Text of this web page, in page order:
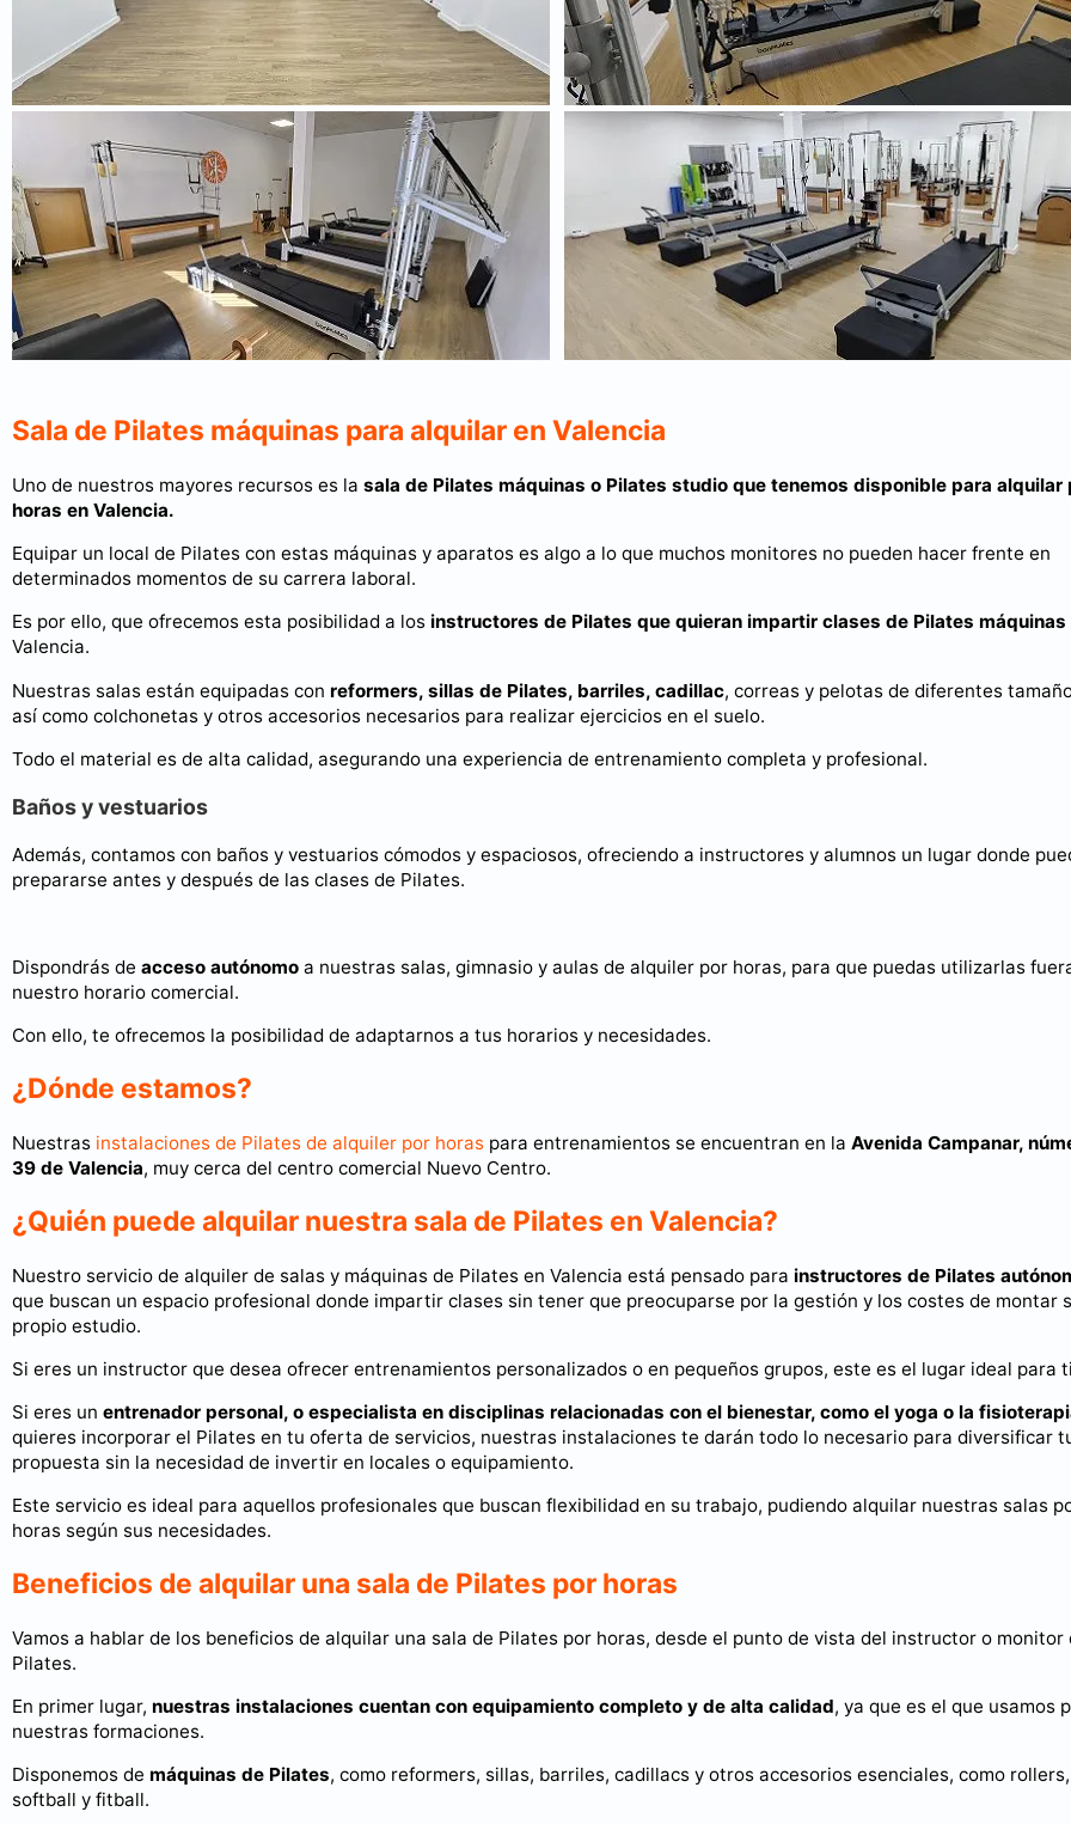
Sala de Pilates máquinas para alquilar en Valencia
Uno de nuestros mayores recursos es la sala de Pilates máquinas o Pilates studio que tenemos disponible para alquilar
horas en Valencia.
Equipar un local de Pilates con estas máquinas y aparatos es algo a lo que muchos monitores no pueden hacer frente en
determinados momentos de su carrera laboral.
Es por ello, que ofrecemos esta posibilidad a los instructores de Pilates que quieran impartir clases de Pilates máquinas
Valencia.
Nuestras salas están equipadas con reformers, sillas de Pilates, barriles, cadillac, correas y pelotas de diferentes
así como colchonetas y otros accesorios necesarios para realizar ejercicios en el suelo.
Todo el material es de alta calidad, asegurando una experiencia de entrenamiento completa y profesional.
Baños y vestuarios
Además, contamos con baños y vestuarios cómodos y espaciosos, ofreciendo a instructores y alumnos un lugar donde
prepararse antes y después de las clases de Pilates.
Dispondrás de acceso autónomo a nuestras salas, gimnasio y aulas de alquiler por horas, para que puedas utilizarlas
nuestro horario comercial.
Con ello, te ofrecemos la posibilidad de adaptarnos a tus horarios y necesidades.
¿Dónde estamos?
Nuestras instalaciones de Pilates de alquiler por horas para entrenamientos se encuentran en la Avenida Campanar,
39 de Valencia, muy cerca del centro comercial Nuevo Centro.
¿Quién puede alquilar nuestra sala de Pilates en Valencia?
Nuestro servicio de alquiler de salas y máquinas de Pilates en Valencia está pensado para instructores de Pilates
que buscan un espacio profesional donde impartir clases sin tener que preocuparse por la gestión y los costes de montar
propio estudio.
Si eres un instructor que desea ofrecer entrenamientos personalizados o en pequeños grupos, este es el lugar ideal para
Si eres un entrenador personal, o especialista en disciplinas relacionadas con el bienestar, como el yoga o la
quieres incorporar el Pilates en tu oferta de servicios, nuestras instalaciones te darán todo lo necesario para diversificar
propuesta sin la necesidad de invertir en locales o equipamiento.
Este servicio es ideal para aquellos profesionales que buscan flexibilidad en su trabajo, pudiendo alquilar nuestras salas
horas según sus necesidades.
Beneficios de alquilar una sala de Pilates por horas
Vamos a hablar de los beneficios de alquilar una sala de Pilates por horas, desde el punto de vista del instructor o monitor
Pilates.
En primer lugar, nuestras instalaciones cuentan con equipamiento completo y de alta calidad, ya que es el que usamos
nuestras formaciones.
Disponemos de máquinas de Pilates, como reformers, sillas, barriles, cadillacs y otros accesorios esenciales, como rollers,
softball y fitball.